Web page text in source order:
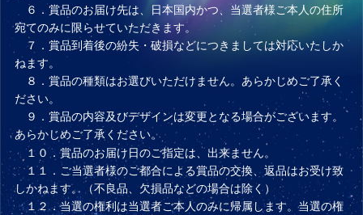
６．賞品のお届け先は、日本国内かつ、当選者様ご本人の住所
宛てのみに限らせていただきます。
７．賞品到着後の紛失・破損などにつきましては対応いたしか
ねます。
８．賞品の種類はお選びいただけません。あらかじめご了承く
ださい。
９．賞品の内容及びデザインは変更となる場合がございます。
あらかじめご了承ください。
１０．賞品のお届け日のご指定は、出来ません。
１１．ご当選者様のご都合による賞品の交換、返品はお受け致
しかねます。（不良品、欠損品などの場合は除く）
１２．当選の権利は当選者ご本人のみに帰属します。当選の権